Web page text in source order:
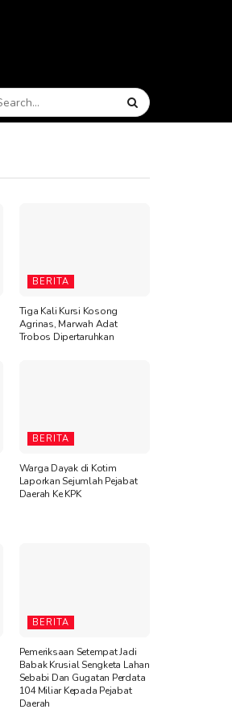
BERITA
Tiga Kali Kursi Kosong
Agrinas, Marwah Adat
Trobos Dipertaruhkan
BERITA
Warga Dayak di Kotim
Laporkan Sejumlah Pejabat
Daerah Ke KPK
BERITA
Pemeriksaan Setempat Jadi
Babak Krusial Sengketa Lahan
Sebabi Dan Gugatan Perdata
104 Miliar Kepada Pejabat
Daerah